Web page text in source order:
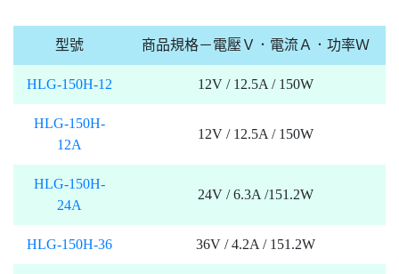
型號 商品規格－電壓Ｖ．電流Ａ．功率Ｗ
HLG-150H-12 12V / 12.5A / 150W
HLG-150H-
12A
12V / 12.5A / 150W
HLG-150H-
24A
24V / 6.3A /151.2W
HLG-150H-36 36V / 4.2A / 151.2W